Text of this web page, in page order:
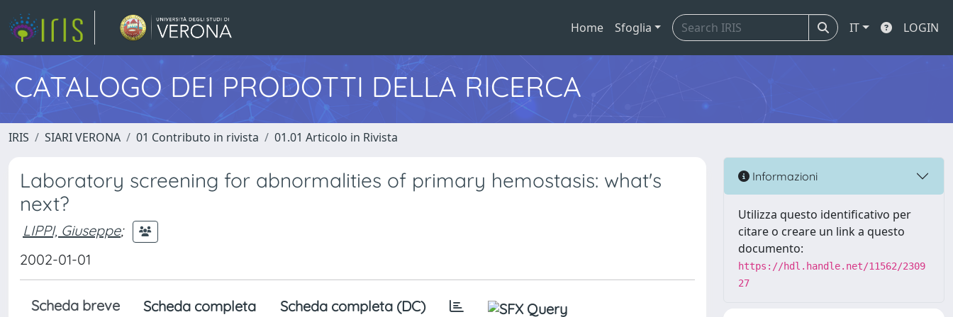
Home Sfoglia IT LOGIN
CATALOGO DEI PRODOTTI DELLA RICERCA
IRIS SIARI VERONA 01 Contributo in rivista 01.01 Articolo in Rivista
Laboratory screening for abnormalities of primary hemostasis: what's
next?
LIPPI, Giuseppe;
2002-01-01
Scheda breve Scheda completa Scheda completa (DC)
Informazioni
Utilizza questo identificativo per
citare o creare un link a questo
documento:
https://hdl.handle.net/11562/2309
27